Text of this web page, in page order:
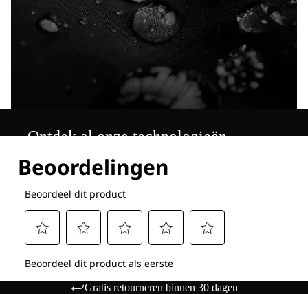
Ontdek al onze technologieën
Gratis retourneren binnen 30 dagen